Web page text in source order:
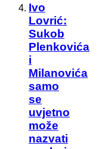
Ivo
Lovrić:
Sukob
Plenkovića
i
Milanovića
samo
se
uvjetno
može
nazvati